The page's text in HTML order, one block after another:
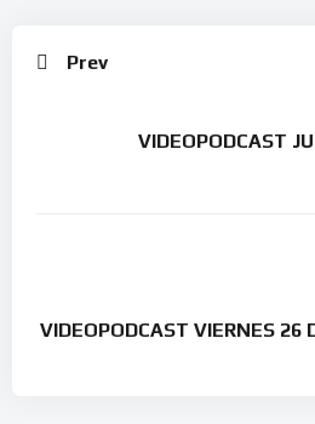
Prev
VIDEOPODCAST
VIDEOPODCAST VIERNES 26